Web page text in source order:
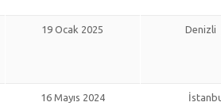
19 Ocak 2025 Denizli
16 Mayıs 2024